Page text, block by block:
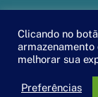
Clicando no
melhorar sua
Preferências